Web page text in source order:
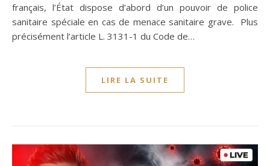
français, l’État dispose d’abord d’un pouvoir de police
sanitaire spéciale en cas de menace sanitaire grave. Plus
précisément l’article L. 3131-1 du Code de…
LIRE LA SUITE